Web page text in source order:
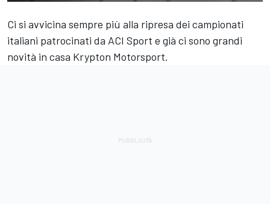
Ci si avvicina sempre più alla ripresa dei campionati
italiani patrocinati da ACI Sport e già ci sono grandi
novità in casa Krypton Motorsport.